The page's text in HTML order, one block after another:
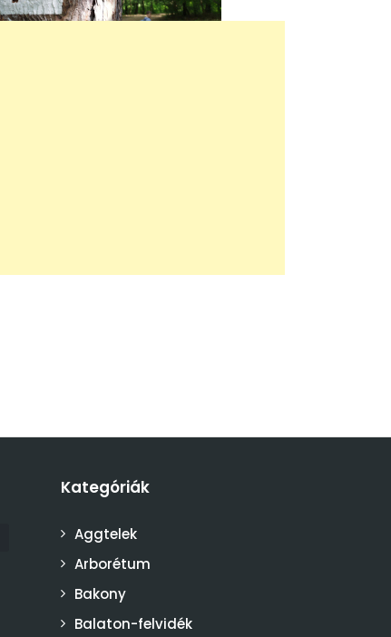
Kategóriák
Aggtelek
Arborétum
Bakony
Balaton-felvidék